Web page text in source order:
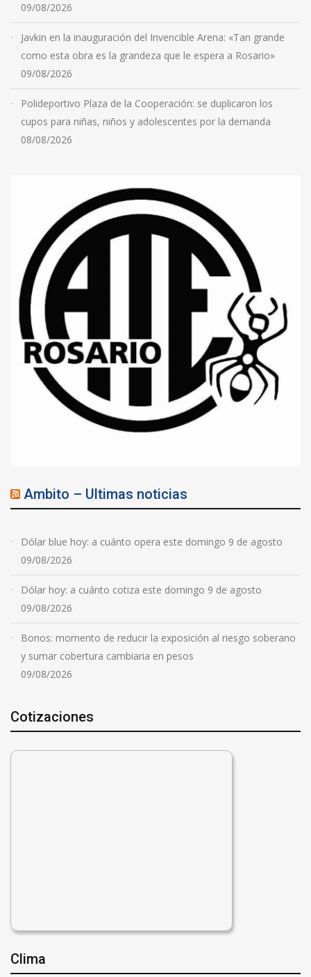
09/08/2026
Javkin en la inauguración del Invencible Arena: «Tan grande
como esta obra es la grandeza que le espera a Rosario»
09/08/2026
Polideportivo Plaza de la Cooperación: se duplicaron los
cupos para niñas, niños y adolescentes por la demanda
08/08/2026
Ambito – Ultimas noticias
Dólar blue hoy: a cuánto opera este domingo 9 de agosto
09/08/2026
Dólar hoy: a cuánto cotiza este domingo 9 de agosto
09/08/2026
Bonos: momento de reducir la exposición al riesgo soberano
y sumar cobertura cambiaria en pesos
09/08/2026
Cotizaciones
Clima